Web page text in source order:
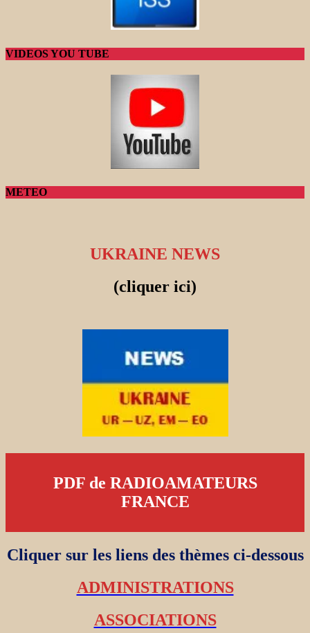
VIDEOS YOU TUBE
METEO
UKRAINE NEWS
(cliquer ici)
PDF de RADIOAMATEURS
FRANCE
Cliquer sur les liens des thèmes ci-dessous
ADMINISTRATIONS
ASSOCIATIONS